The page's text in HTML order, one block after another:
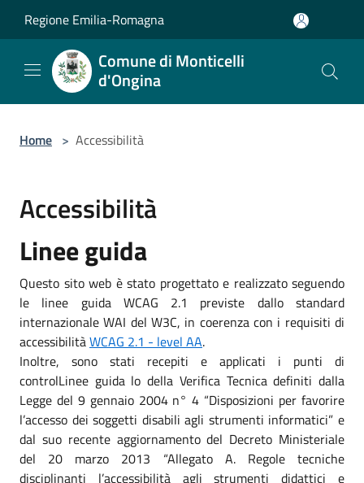
Regione Emilia-Romagna
Comune di Monticelli
d'Ongina
Home > Accessibilità
Accessibilità
Linee guida
Questo sito web è stato progettato e realizzato seguendo
le linee guida WCAG 2.1 previste dallo standard
internazionale WAI del W3C, in coerenza con i requisiti di
accessibilitàWCAG 2.1 - level AA.
Inoltre, sono stati recepiti e applicati i punti di
controlLinee guida lo della Verifica Tecnica definiti dalla
Legge del 9 gennaio 2004 n° 4 “Disposizioni per favorire
l’accesso dei soggetti disabili agli strumenti informatici” e
dal suo recente aggiornamento del Decreto Ministeriale
del 20 marzo 2013 “Allegato A. Regole tecniche
disciplinanti l’accessibilità agli strumenti didattici e